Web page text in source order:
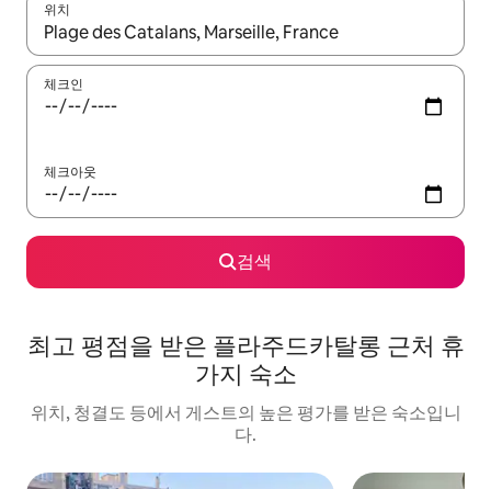
위치
결과가 나오면 위·아래 화살표 키를 사용하거나 터치 또는 스와이
체크인
체크아웃
검색
최고 평점을 받은 플라주드카탈롱 근처 휴
가지 숙소
위치, 청결도 등에서 게스트의 높은 평가를 받은 숙소입니
다.